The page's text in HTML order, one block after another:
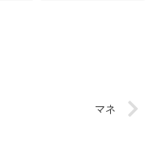
マネ